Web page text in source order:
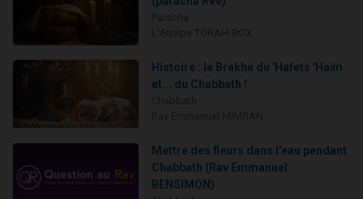
Histoire : la Brakha du 'Hafets 'Haïm
et... du Chabbath !
Mettre des fleurs dans l'eau pendant
Chabbath (Rav Emmanuel
BENSIMON)